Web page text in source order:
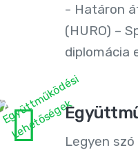
- Határon
(HURO) –
diplomácia
Legyen